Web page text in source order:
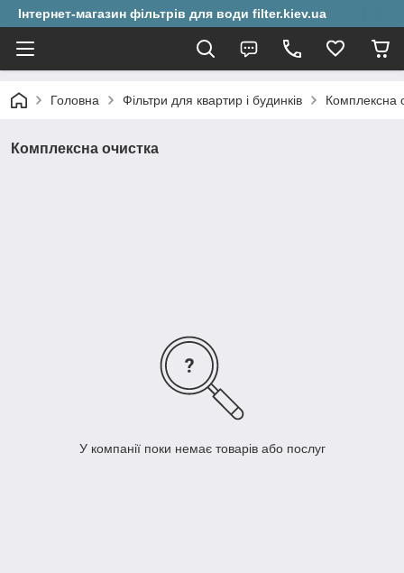
Інтернет-магазин фільтрів для води filter.kiev.ua
Головна Фільтри для квартир і будинків Комплексна
Комплексна очистка
У компанії поки немає товарів або послуг